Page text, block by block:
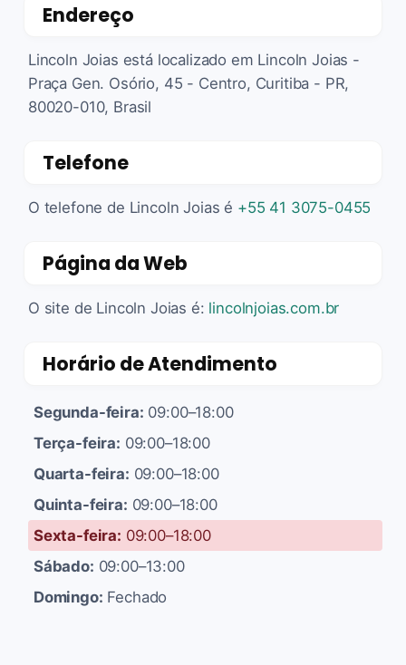
Endereço
Lincoln Joias está localizado em Lincoln Joias -
Praça Gen. Osório, 45 - Centro, Curitiba - PR,
80020-010, Brasil
Telefone
O telefone de Lincoln Joias é +55 41 3075-0455
Página da Web
O site de Lincoln Joias é: lincolnjoias.com.br
Horário de Atendimento
Segunda-feira: 09:00–18:00
Terça-feira: 09:00–18:00
Quarta-feira: 09:00–18:00
Quinta-feira: 09:00–18:00
Sexta-feira: 09:00–18:00
Sábado: 09:00–13:00
Domingo: Fechado